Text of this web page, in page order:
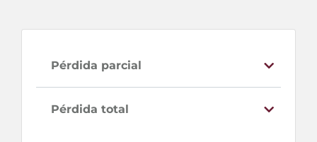
Pérdida parcial
Pérdida total